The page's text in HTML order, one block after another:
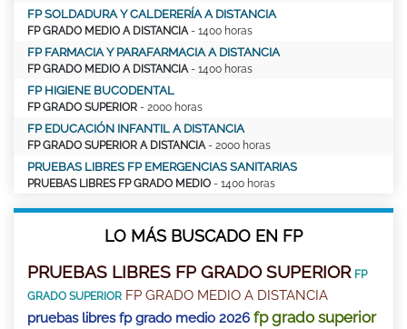
FP SOLDADURA Y CALDERERÍA A DISTANCIA
FP GRADO MEDIO A DISTANCIA - 1400 horas
FP FARMACIA Y PARAFARMACIA A DISTANCIA
FP GRADO MEDIO A DISTANCIA - 1400 horas
FP HIGIENE BUCODENTAL
FP GRADO SUPERIOR - 2000 horas
FP EDUCACIÓN INFANTIL A DISTANCIA
FP GRADO SUPERIOR A DISTANCIA - 2000 horas
PRUEBAS LIBRES FP EMERGENCIAS SANITARIAS
PRUEBAS LIBRES FP GRADO MEDIO - 1400 horas
LO MÁS BUSCADO EN FP
PRUEBAS LIBRES FP GRADO SUPERIOR FP
GRADO SUPERIOR FP GRADO MEDIO A DISTANCIA
pruebas libres fp grado medio 2026 fp grado superior